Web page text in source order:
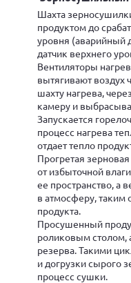
Шахта
продуктом до
уровня (аварийный
датчик верхнего
Вентиляторы
вытягивают воздух
шахту нагрева,
камеру и
Запускается
процесс нагрева
отдает тепло
Прогретая
от избыточной
ее пространство, а
в атмосферу, таким
продукта.
Просушенный
роликовым столом,
резерва. Такими
и догрузки сырого
процесс сушки.